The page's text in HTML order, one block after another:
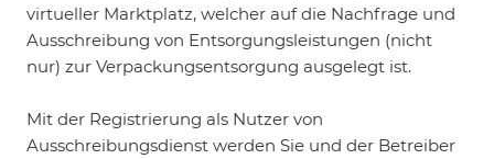
virtueller Marktplatz, welcher auf die Nachfrage und
Ausschreibung von Entsorgungsleistungen (nicht
nur) zur Verpackungsentsorgung ausgelegt ist.
Mit der Registrierung als Nutzer von
Ausschreibungsdienst werden Sie und der Betreiber